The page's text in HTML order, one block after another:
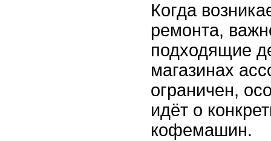
Когда
ремонта,
подходящие
магазинах
ограничен,
идёт о
кофемашин.